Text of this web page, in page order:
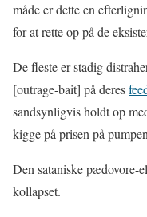
måde er dette en
for at rette op på de
De fleste er stadig
[outrage-bait] på deres
sandsynligvis holdt op
kigge på prisen på
Den sataniske pædovore-
kollapset.